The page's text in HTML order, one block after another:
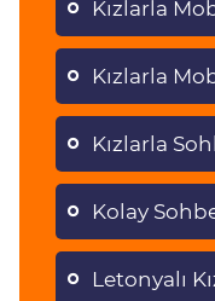
Kızlarla
Kızlarla
Kızlarla
Kolay
Letonyalı